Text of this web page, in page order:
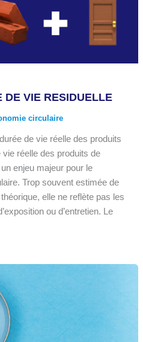
DE VIE RESIDUELLE
circulaire
de vie réelle des produits
réelle des produits de
enjeu majeur pour le
Trop souvent estimée de
elle ne reflète pas les
ou d’entretien. Le